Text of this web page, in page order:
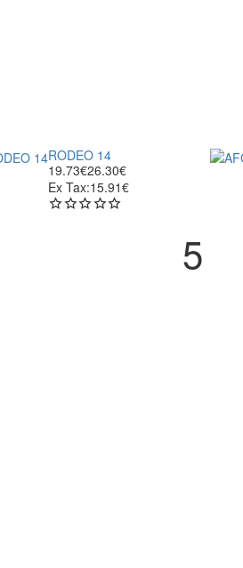
RODEO 14
19.73€26.30€
Ex Tax:15.91€